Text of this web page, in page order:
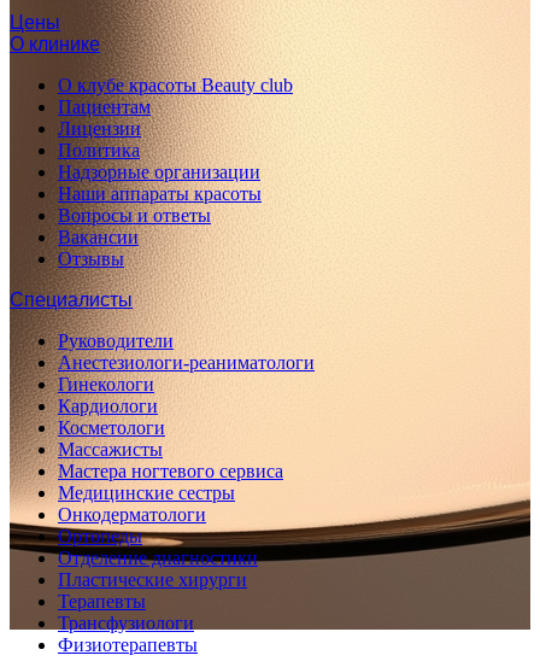
Цены
О клинике
О клубе красоты Beauty club
Пациентам
Лицензии
Политика
Надзорные организации
Наши аппараты красоты
Вопросы и ответы
Вакансии
Отзывы
Специалисты
Руководители
Анестезиологи-реаниматологи
Гинекологи
Кардиологи
Косметологи
Массажисты
Мастера ногтевого сервиса
Медицинские сестры
Онкодерматологи
Ортопеды
Отделение диагностики
Пластические хирурги
Терапевты
Трансфузиологи
Физиотерапевты